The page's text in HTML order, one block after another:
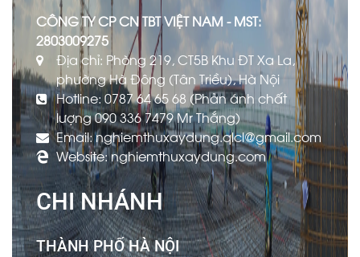
CÔNG TY CP CN TBT VIỆT NAM - MST:
2803009275
Địa chỉ: Phòng 219, CT5B Khu ĐT Xa La,
phường Hà Đông (Tân Triều), Hà Nội
Hotline: 0787 64 65 68 (Phản ánh chất
lượng 090 336 7479 Mr Thắng)
Email: nghiemthuxaydung.qlcl@gmail.com
Website: nghiemthuxaydung.com
CHI NHÁNH
THÀNH PHỐ HÀ NỘI